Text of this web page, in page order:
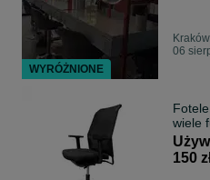
06
wiele
150
WYRÓŻNIONE